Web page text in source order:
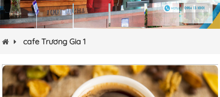
cafe Trương Gia 1